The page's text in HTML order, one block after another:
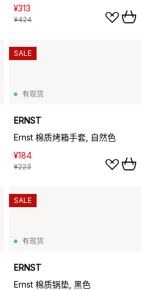
¥313
¥424
有现货
ERNST
Ernst 棉质烤箱手套, 自然色
¥184
¥223
SALE
有现货
ERNST
Ernst 棉质锅垫, 黑色
SALE